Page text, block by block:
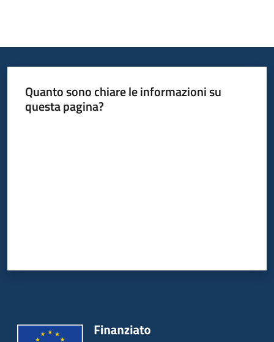
Quanto sono chiare le informazioni su
questa pagina?